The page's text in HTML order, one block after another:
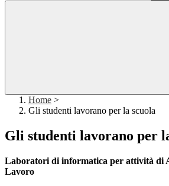
Home >
Gli studenti lavorano per la scuola
Gli studenti lavorano per
Laboratori di informatica per attività di
Lavoro